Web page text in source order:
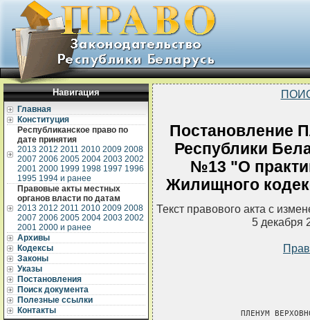
Навигация
Главная
Конституция
Республиканское право по
дате принятия
2013 2012 2011 2010 2009 2008
2007 2006 2005 2004 2003 2002
2001 2000 1999 1998 1997 1996
1995 1994 и ранее
Правовые акты местных
органов власти по датам
2013 2012 2011 2010 2009 2008
2007 2006 2005 2004 2003 2002
2001 2000 и ранее
Архивы
Кодексы
Законы
Указы
Постановления
Поиск документа
Полезные ссылки
Контакты
Постановление
Республики
№13 "О
Жилищного
Текст правового акта с
5 декабря